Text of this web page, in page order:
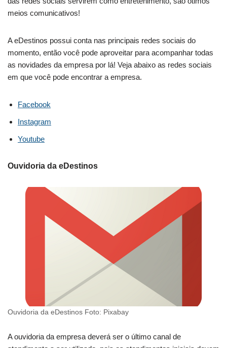
meios comunicativos!
A eDestinos possui conta nas principais redes sociais do
momento, então você pode aproveitar para acompanhar todas
as novidades da empresa por lá! Veja abaixo as redes sociais
em que você pode encontrar a empresa.
Facebook
Instagram
Youtube
Ouvidoria da eDestinos
Ouvidoria da eDestinos Foto: Pixabay
A ouvidoria da empresa deverá ser o último canal de